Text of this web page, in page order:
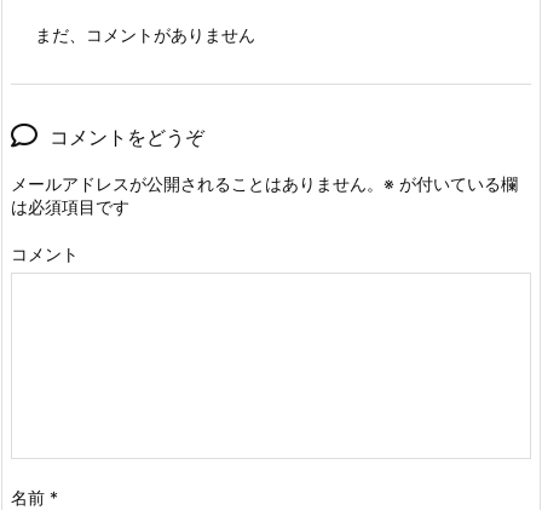
まだ、コメントがありません
コメントをどうぞ
メールアドレスが公開されることはありません。 ※ が付いている欄
は必須項目です
コメント
名前 *